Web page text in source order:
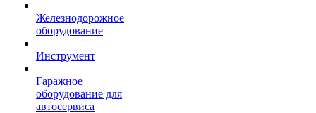
Железнодорожное
оборудование
Инструмент
Гаражное
оборудование для
автосервиса